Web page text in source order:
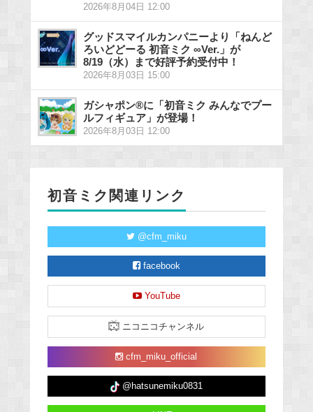
2026年8月04日 12:00
グッドスマイルカンパニーより「ねんど
ろいどどーる 初音ミク ∞Ver.」が
8/19（水）まで好評予約受付中！
2026年8月03日 15:00
ガシャポン®に「初音ミク みんなでプー
ルフィギュア」が登場！
2026年8月03日 12:00
初音ミク関連リンク
@cfm_miku
facebook
YouTube
ニコニコチャンネル
cfm_miku_official
@hatsunemiku0831